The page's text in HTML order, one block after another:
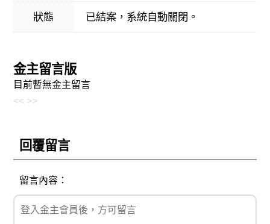
狀態 已結案，系統自動關閉。
金主留言版
目前暫無金主留言
<< >>
回覆留言
留言內容：